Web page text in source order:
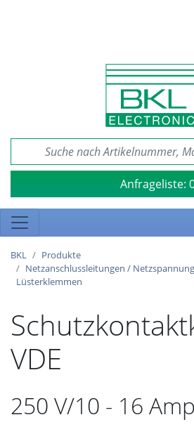
Anfrageliste:
BKL
Produkte
Netzanschlussleitungen /
Lüsterklemmen
VDE
250 V/10 - 16